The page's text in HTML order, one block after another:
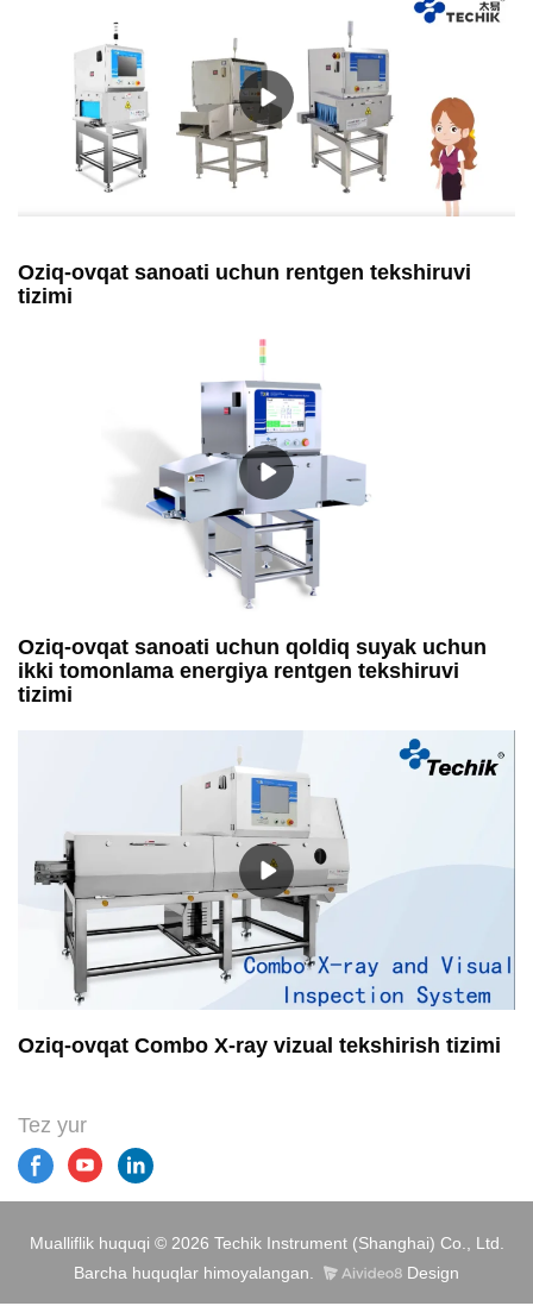
Oziq-ovqat sanoati uchun rentgen tekshiruvi
tizimi
Oziq-ovqat sanoati uchun qoldiq suyak uchun
ikki tomonlama energiya rentgen tekshiruvi
tizimi
Oziq-ovqat Combo X-ray vizual tekshirish tizimi
Tez yur
Mualliflik huquqi © 2026 Techik Instrument (Shanghai) Co., Ltd.
Barcha huquqlar himoyalangan.
Design